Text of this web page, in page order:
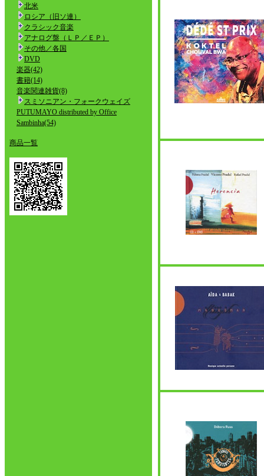
北米
ロシア（旧ソ連）
クラシック音楽
アナログ盤（ＬＰ／ＥＰ）
その他／各国
DVD
楽器(42)
書籍(14)
音楽関連雑貨(8)
スミソニアン・フォークウェイズ
PUTUMAYO distributed by Office
Sambinha(54)
商品一覧